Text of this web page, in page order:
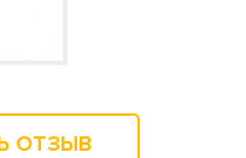
ОТЗЫВ